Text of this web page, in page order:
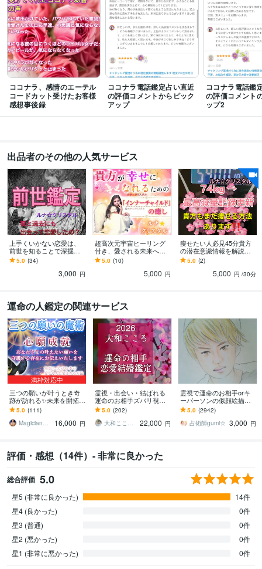
ココナラ、感情のエーテル
コードカット受けたお客様
感想事後録
ココナラ電話鑑定占い直近
の評価コメントからピック
アップ
ココナラ電話鑑
の評価コメント
ップ2
出品者のその他の人気サービス
上手くいかない恋愛は、
前世を知ることで深掘り
します 何年も前の彼、今
でも忘れられない、大好
きすぎる気持ちは何故？
5.0 (34)
3,000 円
超高次元宇宙ヒーリング
付き、愛される未来へ導
きます 恋愛や家族関係で
受けた傷を修復、思いの
まま叶えられる貴方に
5.0 (10)
5,000 円
痩せたい人必見45分貴方
の潜在意識情報を解説し
ます 20kg減量成功者が、
現状の疲れを癒しダイエ
ット成功導きます
5.0 (2)
5,000 円 /30分
運命の人鑑定の関連サービス
満枠対応中
三つの願いが叶うとき奇
跡が訪れる✨未来を開拓し
ます 3つの願いの魔術✨叶
えたい願いをピカピカに
して心願成就へ…✨
5.0 (111)
Magician✨of Love♡みつき
16,000 円
霊視・出会い・結ばれる
運命のお相手ズバリ視ま
す 【ご縁結びプロ鑑定歴2
5年・2万人】❤️恋愛❤️結
婚❤️復縁
5.0 (202)
大和こころ❤️ご縁結び師【鑑定歴25年】
22,000 円
霊視で運命のお相手orキ
ーパーソンの似顔絵描き
ます 未来に出逢う恋のお
相手か重要人物の顔を視
えたまま！縁結び！
5.0 (2942)
占術師gumi☆ 3,000 円
評価・感想（14件）- 非常に良かった
総合評価 5.0
星5 (非常に良かった)
14件
星4 (良かった)
0件
星3 (普通)
0件
星2 (悪かった)
0件
星1 (非常に悪かった)
0件